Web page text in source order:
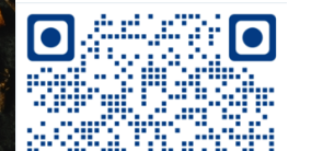
Protest: een middel om eisen te
stellen en je stem te laten horen.
Maar wat wisten we nog niet over dit
fenomeen dat al eeuwenlang
bestaat?